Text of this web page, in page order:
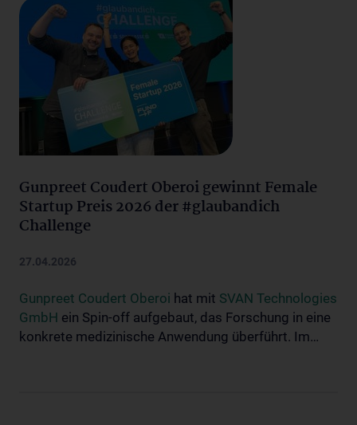
Gunpreet Coudert Oberoi gewinnt Female
Startup Preis 2026 der #glaubandich
Challenge
27.04.2026
Gunpreet Coudert Oberoi hat mit SVAN Technologies
GmbH ein Spin-off aufgebaut, das Forschung in eine
konkrete medizinische Anwendung überführt. Im…